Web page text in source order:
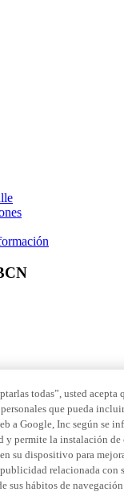
todas”, usted acepta
que pueda
a Google, Inc según se
y permite la instalación de
su dispositivo para
relacionada con
sus hábitos de